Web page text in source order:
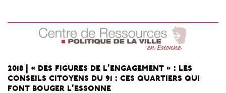
2018 | « des figures de l’engagement » : les
conseils citoyens du 91 : ces quartiers qui
font bouger l’essonne